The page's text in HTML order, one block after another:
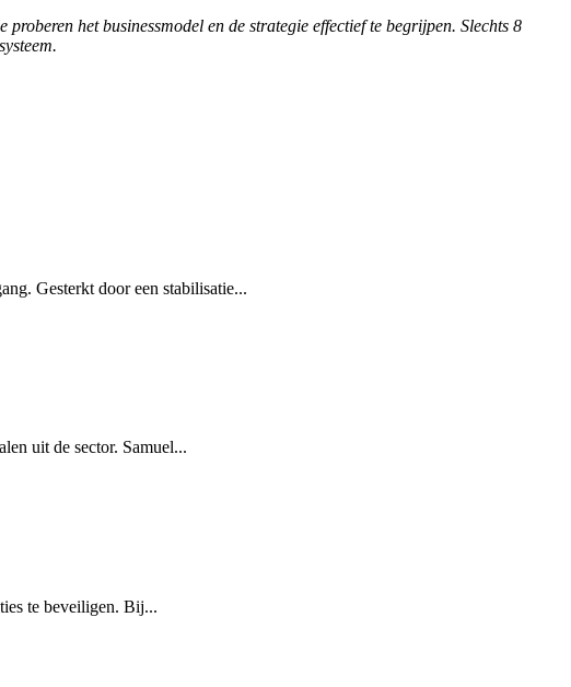
het businessmodel en de strategie effectief te begrijpen. Slechts 8
Gesterkt door een stabilisatie...
uit de sector. Samuel...
te beveiligen. Bij...